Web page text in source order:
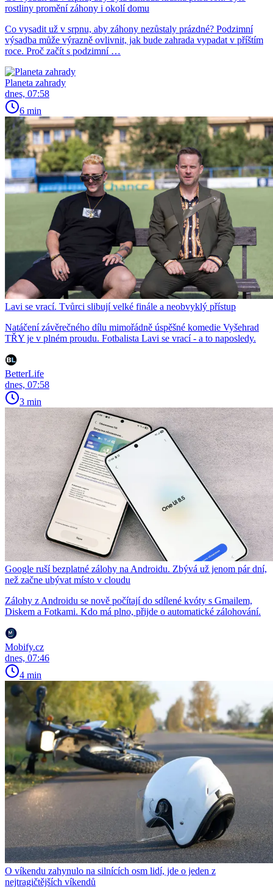
rostliny promění záhony i okolí domu
Co vysadit už v srpnu, aby záhony nezůstaly prázdné? Podzimní
výsadba může výrazně ovlivnit, jak bude zahrada vypadat v příštím
roce. Proč začít s podzimní …
Planeta zahrady
dnes, 07:58
6 min
Lavi se vrací. Tvůrci slibují velké finále a neobvyklý přístup
Natáčení závěrečného dílu mimořádně úspěšné komedie Vyšehrad
TŘY je v plném proudu. Fotbalista Lavi se vrací - a to naposledy.
BetterLife
dnes, 07:58
3 min
Google ruší bezplatné zálohy na Androidu. Zbývá už jenom pár dní,
než začne ubývat místo v cloudu
Zálohy z Androidu se nově počítají do sdílené kvóty s Gmailem,
Diskem a Fotkami. Kdo má plno, přijde o automatické zálohování.
Mobify.cz
dnes, 07:46
4 min
O víkendu zahynulo na silnících osm lidí, jde o jeden z
nejtragičtějších víkendů